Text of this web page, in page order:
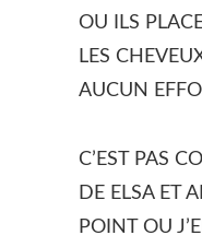
OU ILS
LES
AUCUN
C’EST PAS
DE ELSA ET
POINT OU